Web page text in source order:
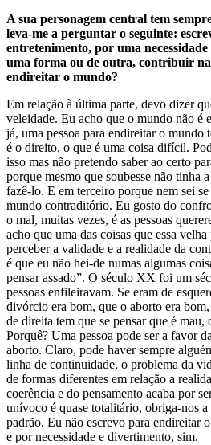
A sua personagem central tem
leva-me a perguntar o seguinte:
entretenimento, por uma
uma forma ou de outra, contribuir
endireitar o mundo?
Em relação à última parte, devo dizer
veleidade. Eu acho que o mundo não é
já, uma pessoa para endireitar o mundo
é o direito, o que é uma coisa difícil.
isso mas não pretendo saber ao certo
porque mesmo que soubesse não tinha
fazê-lo. E em terceiro porque nem sei
mundo contraditório. Eu gosto do
o mal, muitas vezes, é as pessoas
acho que uma das coisas que essa
perceber a validade e a realidade da
é que eu não hei-de numas algumas
pensar assado”. O século XX foi um
pessoas enfileiravam. Se eram de
divórcio era bom, que o aborto era bom,
de direita tem que se pensar que é mau,
Porquê? Uma pessoa pode ser a favor
aborto. Claro, pode haver sempre
linha de continuidade, o problema da
de formas diferentes em relação a
coerência e do pensamento acaba por
unívoco é quase totalitário, obriga-nos
padrão. Eu não escrevo para endireitar
e por necessidade e divertimento, sim.